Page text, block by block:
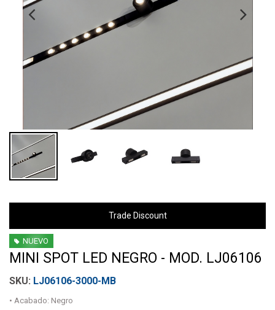
Trade Discount
NUEVO
MINI SPOT LED NEGRO - MOD. LJ06106
LJ06106-3000-MB
• Acabado: Negro